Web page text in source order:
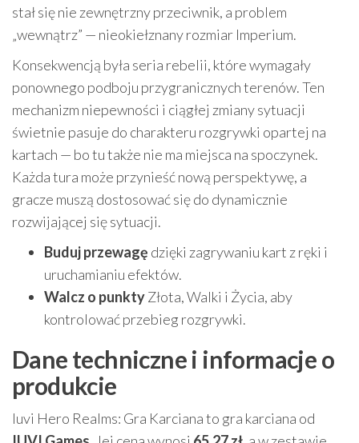
stał się nie zewnętrzny przeciwnik, a problem
„wewnątrz” — nieokiełznany rozmiar Imperium.
Konsekwencją była seria rebelii, które wymagały
ponownego podboju przygranicznych terenów. Ten
mechanizm niepewności i ciągłej zmiany sytuacji
świetnie pasuje do charakteru rozgrywki opartej na
kartach — bo tu także nie ma miejsca na spoczynek.
Każda tura może przynieść nową perspektywę, a
gracze muszą dostosować się do dynamicznie
rozwijającej się sytuacji.
Buduj przewagę dzięki zagrywaniu kart z ręki i
uruchamianiu efektów.
Walcz o punktyZłota, Walki i Życia, aby
kontrolować przebieg rozgrywki.
Dane techniczne i informacje o
produkcie
Iuvi Hero Realms: Gra Karciana to gra karciana od